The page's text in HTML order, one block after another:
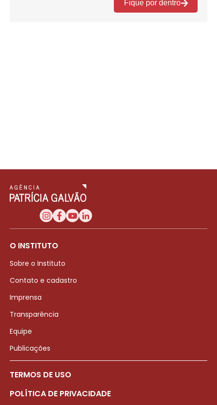
O INSTITUTO
Sobre o Instituto
Contato e cadastro
Imprensa
Transparência
Equipe
Publicações
TERMOS DE USO
POLÍTICA DE PRIVACIDADE